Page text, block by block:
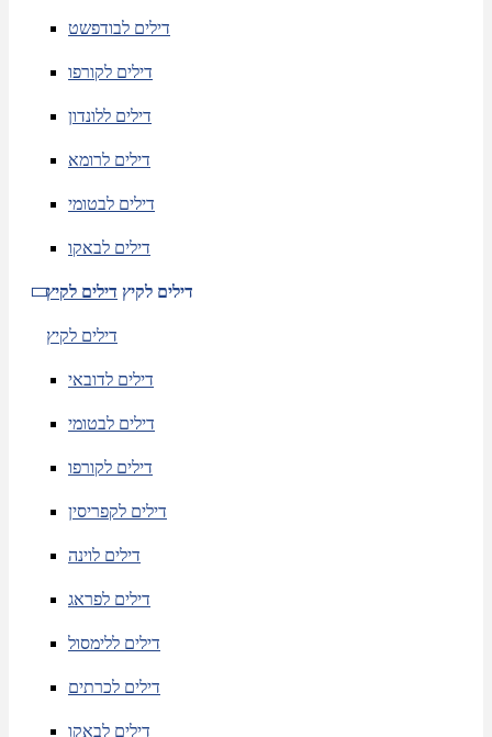
דילים לבודפשט
דילים לקורפו
דילים ללונדון
דילים לרומא
דילים לבטומי
דילים לבאקו
דילים לקיץ דילים לקיץ
דילים לקיץ
דילים לדובאי
דילים לבטומי
דילים לקורפו
דילים לקפריסין
דילים לוינה
דילים לפראג
דילים ללימסול
דילים לכרתים
דילים לבאקו